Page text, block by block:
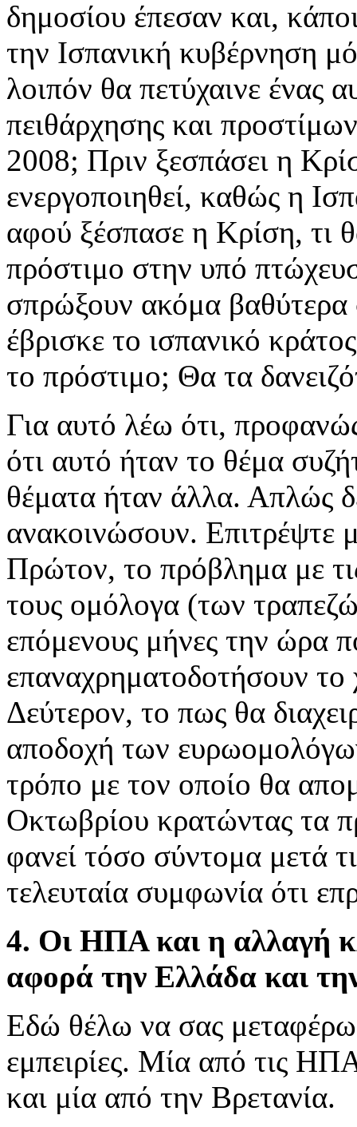
δημοσίου έπεσαν και,
την Ισπανική κυβέρνηση
λοιπόν θα πετύχαινε ένας
πειθάρχησης και
2008; Πριν ξεσπάσει η
ενεργοποιηθεί, καθώς η
αφού ξέσπασε η Κρίση, τι
πρόστιμο στην υπό
σπρώξουν ακόμα
έβρισκε το ισπανικό
το πρόστιμο; Θα τα
Για αυτό λέω ότι,
ότι αυτό ήταν το θέμα
θέματα ήταν άλλα. Απλώς
ανακοινώσουν. Επιτρέψτε
Πρώτον, το πρόβλημα με
τους ομόλογα (των
επόμενους μήνες την ώρα
επαναχρηματοδοτήσουν το
Δεύτερον, το πως θα
αποδοχή των
τρόπο με τον οποίο θα
Οκτωβρίου κρατώντας τα
φανεί τόσο σύντομα μετά
τελευταία συμφωνία ότι
4. Οι ΗΠΑ και η αλλαγή
αφορά την Ελλάδα και
Εδώ θέλω να σας
εμπειρίες. Μία από τις
και μία από την Βρετανία.